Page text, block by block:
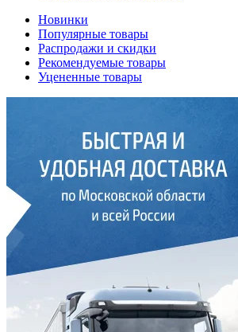
Новинки
Популярные товары
Распродажи и скидки
Рекомендуемые товары
Уцененные товары